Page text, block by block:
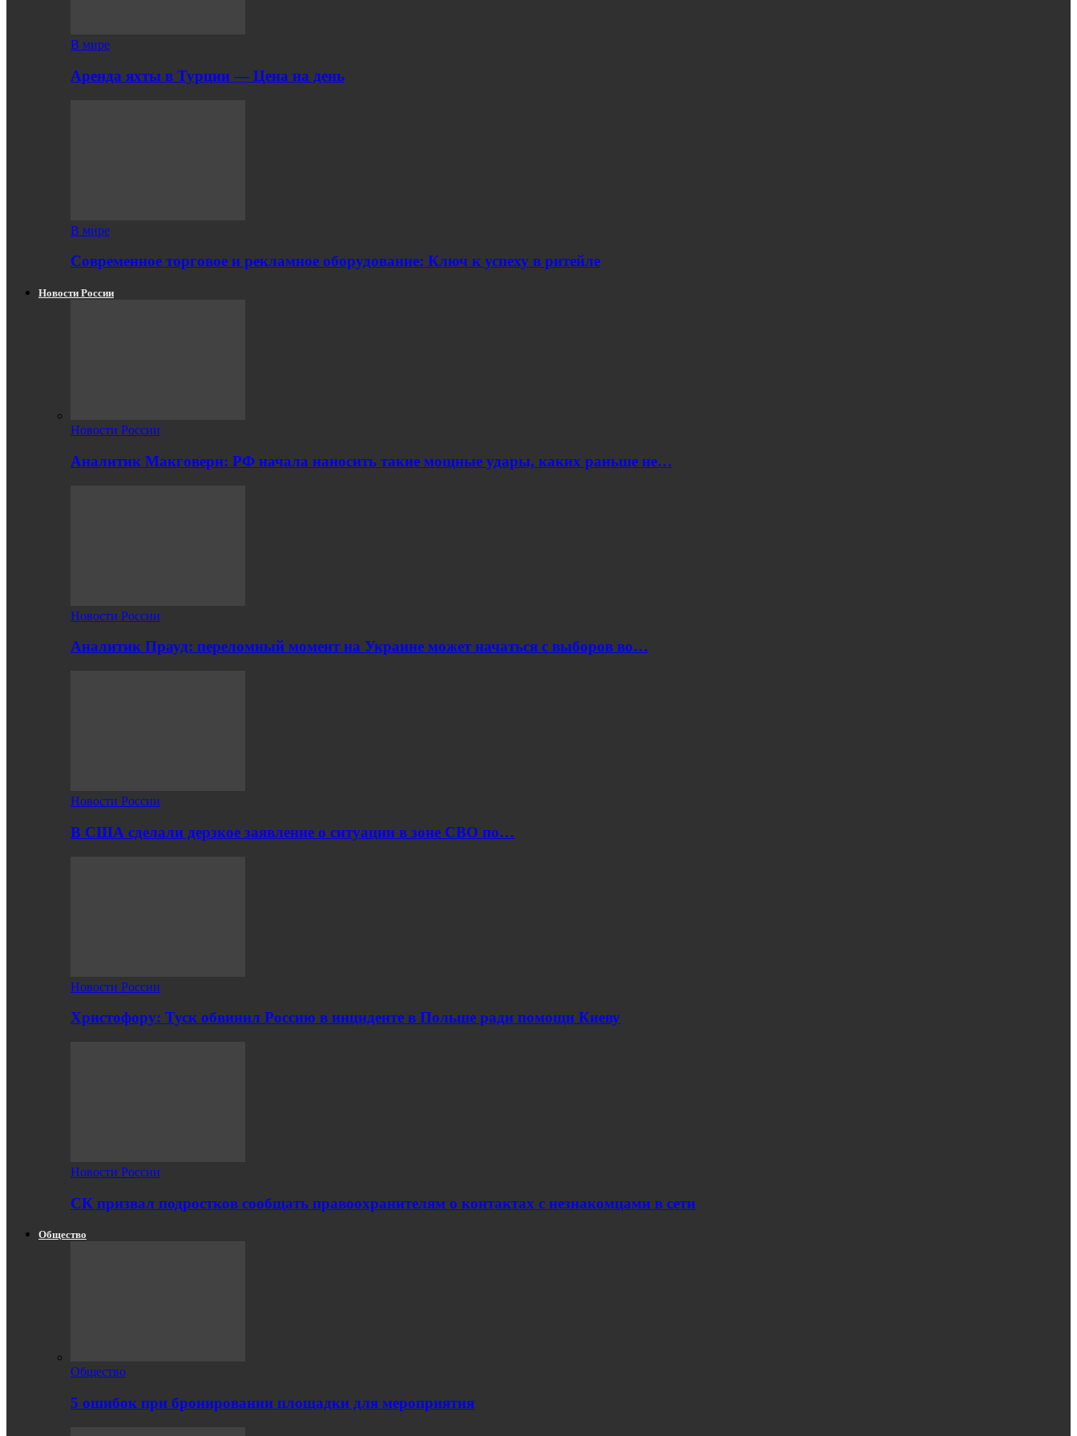
В мире
Аренда яхты в Турции — Цена на день
В мире
Современное торговое и рекламное оборудование: Ключ к успеху в ритейле
Новости России
Новости России
Аналитик Макговерн: РФ начала наносить такие мощные удары, каких раньше не…
Новости России
Аналитик Прауд: переломный момент на Украине может начаться с выборов во…
Новости России
В США сделали дерзкое заявление о ситуации в зоне СВО по…
Новости России
Христофору: Туск обвинил Россию в инциденте в Польше ради помощи Киеву
Новости России
СК призвал подростков сообщать правоохранителям о контактах с незнакомцами в сети
Общество
Общество
5 ошибок при бронировании площадки для мероприятия